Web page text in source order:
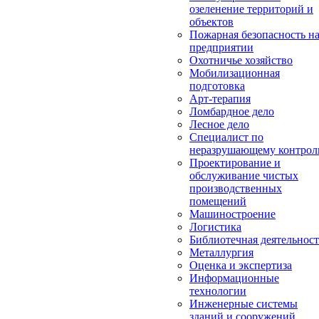
озеленение территорий и
объектов
Пожарная безопасность на
предприятии
Охотничье хозяйство
Мобилизационная
подготовка
Арт-терапия
Ломбардное дело
Лесное дело
Специалист по
неразрушающему
Проектирование и
обслуживание чистых
производственных
помещений
Машиностроение
Логистика
Библиотечная
Металлургия
Оценка и экспертиза
Информационные
технологии
Инженерные системы
зданий и сооружений